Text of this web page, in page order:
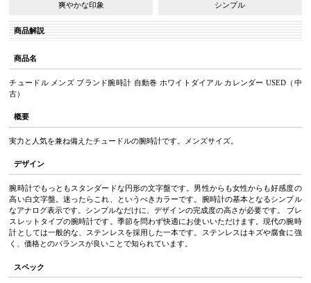
爽やかな印象 シンプル
商品解説
商品名
チュードル メンズ ブランド腕時計 自動巻 ホワイトダイアル カレンダー USED（中
古）
概要
実力と人気を兼ね備えたチュードルの腕時計です。メンズサイズ。
デザイン
腕時計でもっともスタンダードな円形の文字盤です。男性からも女性からも好感度の
高い白文字盤。迷ったらこれ、というべきカラーです。腕時計の基本となるシンプル
なアナログ表示です。シンプルなだけに、デザインの完成度の高さが必要です。 ブレ
スレットタイプの腕時計です。季節を問わず快適にお使いいただけます。現代の腕時
計としては一般的な、ステンレスを採用した一本です。ステンレスはキズや腐食に強
く、価格とのバランスが良いことで知られています。
スペック